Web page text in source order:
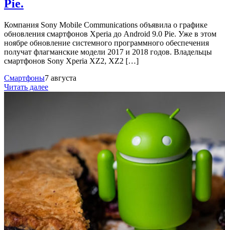
Pie.
Компания Sony Mobile Communications объявила о графике
обновления смартфонов Xperia до Android 9.0 Pie. Уже в этом
ноябре обновление системного программного обеспечения
получат флагманские модели 2017 и 2018 годов. Владельцы
смартфонов Sony Xperia XZ2, XZ2 […]
Смартфоны7 августа
Читать далее